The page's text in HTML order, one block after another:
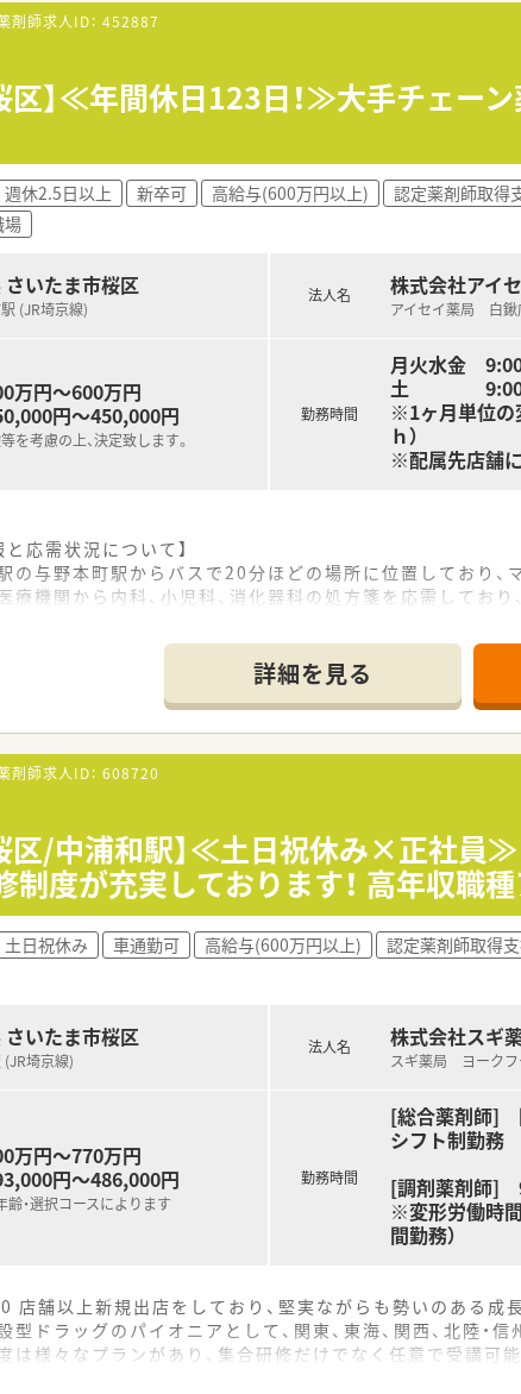
る業務内容】
宅業務をメインに担当いただく方を募集しており、居宅や
調剤業務や監査、服薬指導に加え、ドクターや多職種と連
経営に携わりたい方には、店舗運営に関する意思決定や数
雰囲気】
な人間関係を重視しており、役職の壁を超えて誰もが自由
大切にする文化があり、仕事を通じて本質的な喜びや感
りを自立した大人として信頼する文化が根付いており、過
剤師求人ID： 452887
区】≪年間休日123日！≫大手チェー
週休2.5日以上 新卒可 高給与(600万円以上) 認定薬剤師取得
場
いたま市桜区
(JR埼京線)
万円～600万円
円～450,000円
を考慮の上、決定致します。
法人名 株式会社アイ
アイセイ薬局 白鍬
勤務時間
月火水金 9:00
土 9:00～
※1ヶ月単位の
ｈ）
※配属先店舗
と応需状況について】
の与野本町駅からバスで20分ほどの場所に位置しており、
機関から内科、小児科、消化器科の処方箋を応需しており
400店舗を展開しており、医療モールは170店舗と業界トッ
に頼らず、自社での新規医療モール開発を積極的に進める
の薬剤師が社長を務めており、女性が長く安心して働き続
について】
の残業時間は月11時間程度と少なく、プライベートの時間
の消化率は84%と非常に高く、スタッフ同士で助け合いな
休を提出するシフト制のため、ご自身の予定に合わせて
と雰囲気】
方の多くが入社の決め手に「薬局の雰囲気」を挙げるほど
どは一切なく、個々の成長を尊重する伸び伸びとした環境
詳細を見る
剤師求人ID： 608720
区/中浦和駅】≪土日祝休み×正社
制度が充実しております！ 高年収職種
土日祝休み 車通勤可 高給与(600万円以上) 認定薬剤師取得
いたま市桜区
(JR埼京線)
万円～770万円
円～486,000円
齢・選択コースによります
法人名 株式会社スギ
スギ薬局 ヨークフ
勤務時間
[総合薬剤師]
シフト制勤務
[調剤薬剤師]
※変形労働時
間勤務）
店舗以上新規出店をしており、堅実ながらも勢いのある成
型ドラッグのパイオニアとして、関東、東海、関西、北陸・
は様々なプランがあり、集合研修だけでなく任意で受講可